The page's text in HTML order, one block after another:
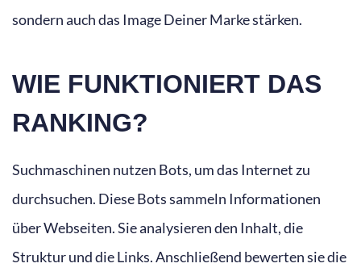
sondern auch das Image Deiner Marke stärken.
WIE FUNKTIONIERT DAS
RANKING?
Suchmaschinen nutzen Bots, um das Internet zu
durchsuchen. Diese Bots sammeln Informationen
über Webseiten. Sie analysieren den Inhalt, die
Struktur und die Links. Anschließend bewerten sie die